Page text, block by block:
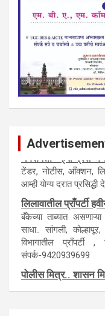
नवशक्ती- फ्री प्रेस
टेंडर, नाेटीस, आँक्शन,
आम्ही याेग्य दरात प्रसिद्धी
लिलावातील प्राँपर्टी
बँकेच्या ताब्यात
साधा.. सांगली,
विभागातील
संपर्क-9420939699